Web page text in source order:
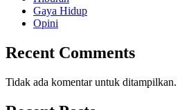
Gaya Hidup
Opini
Recent Comments
Tidak ada komentar untuk ditampilkan.